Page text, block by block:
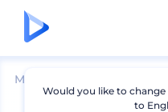
Mockuplar
Would you like to
to